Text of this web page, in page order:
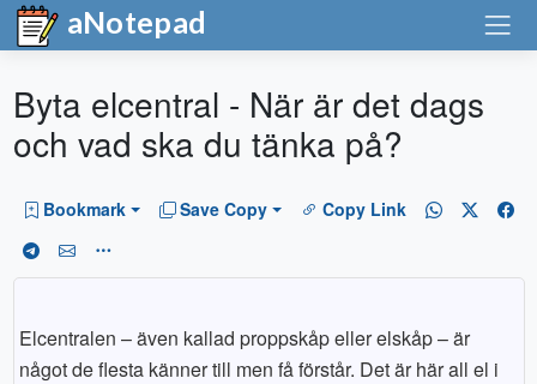
aNotepad
Byta elcentral - När är det dags
och vad ska du tänka på?
Bookmark Save Copy Copy Link
Elcentralen – även kallad proppskåp eller elskåp – är
något de flesta känner till men få förstår. Det är här all el i